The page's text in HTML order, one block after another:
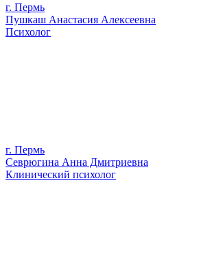
г. Пермь
Пушкаш Анастасия Алексеевна
Психолог
г. Пермь
Севрюгина Анна Дмитриевна
Клинический психолог